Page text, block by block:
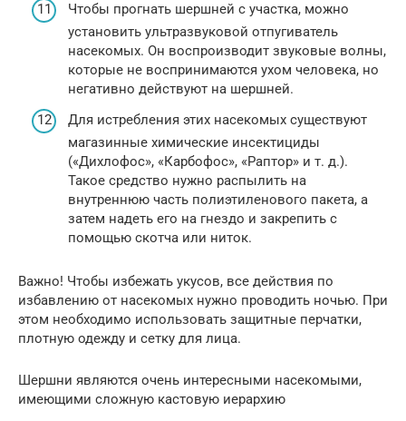
Чтобы прогнать шершней с участка, можно
установить ультразвуковой отпугиватель
насекомых. Он воспроизводит звуковые волны,
которые не воспринимаются ухом человека, но
негативно действуют на шершней.
Для истребления этих насекомых существуют
магазинные химические инсектициды
(«Дихлофос», «Карбофос», «Раптор» и т. д.).
Такое средство нужно распылить на
внутреннюю часть полиэтиленового пакета, а
затем надеть его на гнездо и закрепить с
помощью скотча или ниток.
Важно! Чтобы избежать укусов, все действия по
избавлению от насекомых нужно проводить ночью. При
этом необходимо использовать защитные перчатки,
плотную одежду и сетку для лица.
Шершни являются очень интересными насекомыми,
имеющими сложную кастовую иерархию